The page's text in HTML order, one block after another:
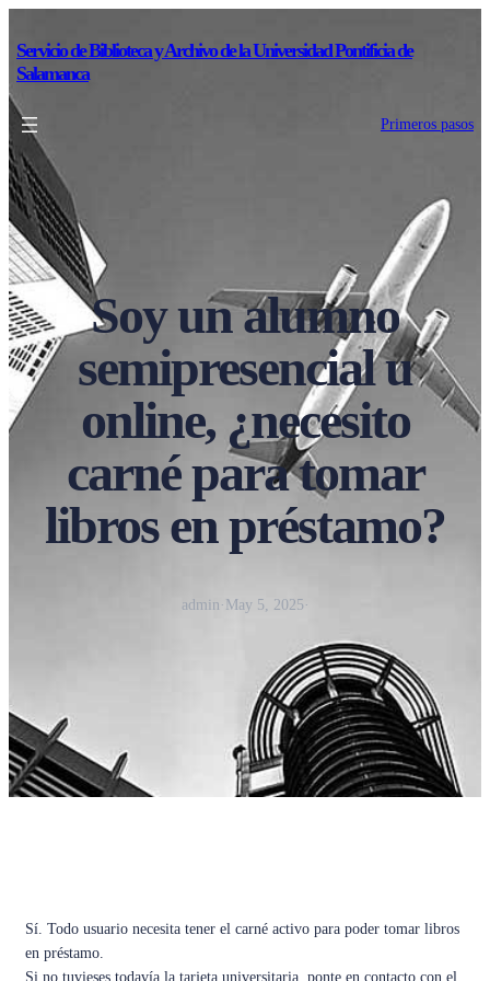
Servicio de Biblioteca y Archivo de la Universidad Pontificia de
Salamanca
Primeros pasos
Soy un alumno
semipresencial u
online, ¿necesito
carné para tomar
libros en préstamo?
admin · May 5, 2025 ·
Sí. Todo usuario necesita tener el carné activo para poder tomar libros
en préstamo.
Si no tuvieses todavía la tarjeta universitaria, ponte en contacto con el